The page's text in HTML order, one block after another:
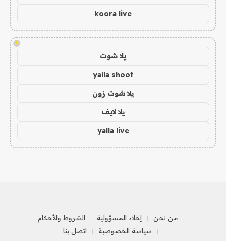
koora live
!
يلا شوت
yalla shoot
يلا شوت زون
يلا لايف
yalla live
من نحن إخلاء المسؤولية
الشروط والأحكام
سياسة الخصوصية
اتصل بنا